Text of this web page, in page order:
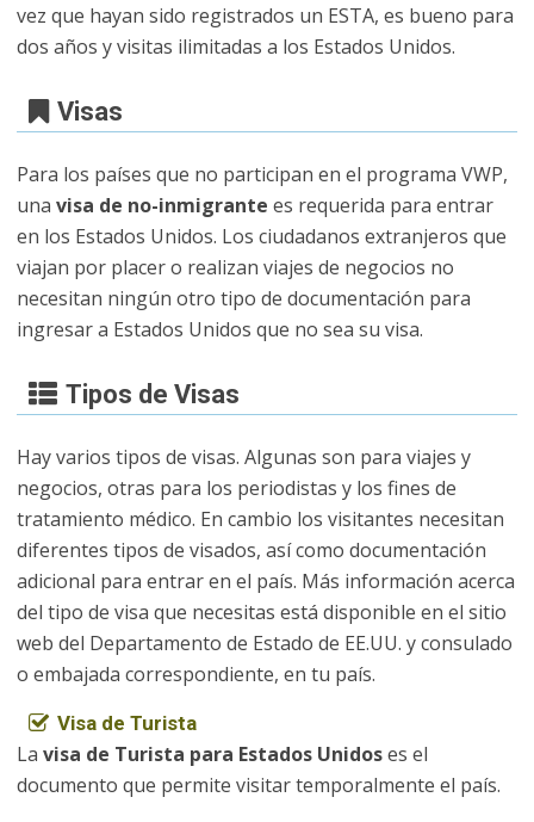
vez que hayan sido registrados un ESTA, es bueno para
dos años y visitas ilimitadas a los Estados Unidos.
Visas
Para los países que no participan en el programa VWP,
una visa de no-inmigrante es requerida para entrar
en los Estados Unidos. Los ciudadanos extranjeros que
viajan por placer o realizan viajes de negocios no
necesitan ningún otro tipo de documentación para
ingresar a Estados Unidos que no sea su visa.
Tipos de Visas
Hay varios tipos de visas. Algunas son para viajes y
negocios, otras para los periodistas y los fines de
tratamiento médico. En cambio los visitantes necesitan
diferentes tipos de visados, así como documentación
adicional para entrar en el país. Más información acerca
del tipo de visa que necesitas está disponible en el sitio
web del Departamento de Estado de EE.UU. y consulado
o embajada correspondiente, en tu país.
Visa de Turista
La visa de Turista para Estados Unidoses el
documento que permite visitar temporalmente el país.